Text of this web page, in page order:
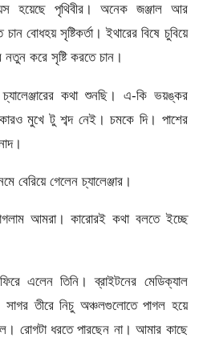
হয়েছে পৃথিবীর। অনেক জঞ্জাল আর
বোধহয় সৃষ্টিকর্তা। ইথারের বিষে চুবিয়ে
করে সৃষ্টি করতে চান।
কথা শুনছি। এ-কি ভয়ঙ্কর
মুখে টু শব্দ নেই। চমকে দি। পাশের
বেরিয়ে গেলেন চ্যালেঞ্জার।
আমরা। কারোরই কথা বলতে ইচ্ছে
এলেন তিনি। ব্রাইটনের মেডিক্যাল
তীরে নিচু অঞ্চলগুলোতে পাগল হয়ে
রোগটা ধরতে পারছেন না। আমার কাছে